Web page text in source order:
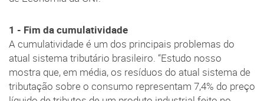
1 - Fim da cumulatividade
A cumulatividade é um dos principais problemas do
atual sistema tributário brasileiro. “Estudo nosso
mostra que, em média, os resíduos do atual sistema de
tributação sobre o consumo representam 7,4% do preço